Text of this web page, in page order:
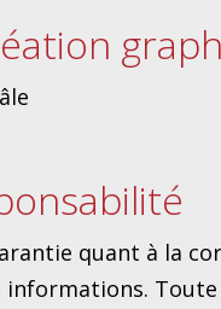
quant à la
informations.